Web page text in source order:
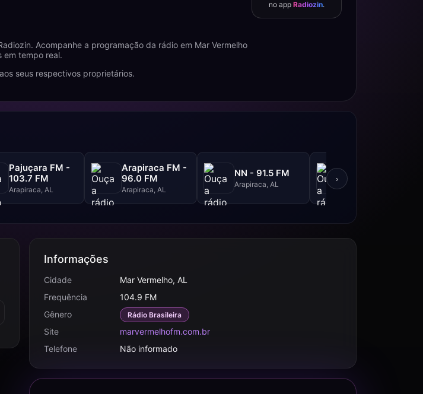
Acompanhe a programação da rádio em Mar Vermelho
em tempo real.
seus respectivos proprietários.
no app Radiozin.
Pajuçara FM -
103.7 FM
Arapiraca, AL
Arapiraca FM -
96.0 FM
Arapiraca, AL
NN - 91.5 FM
Arapiraca, AL
105.3 FM
›
Informações
Cidade
Mar Vermelho, AL
Frequência
104.9 FM
Gênero
Rádio Brasileira
Site
marvermelhofm.com.br
Telefone
Não informado